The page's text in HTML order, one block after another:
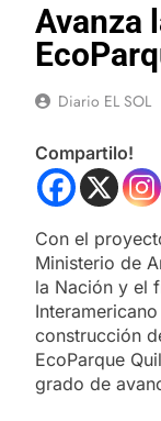
Avanza
Diario EL SOL
Compartilo!
Con el
Ministerio de
la Nación y el
construcción
EcoParque
grado de